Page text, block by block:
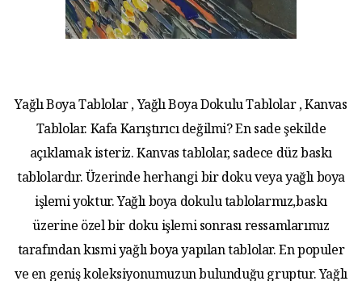
Yağlı Boya Tablolar , Yağlı Boya Dokulu Tablolar , Kanvas
Tablolar. Kafa Karıştırıcı değilmi? En sade şekilde
açıklamak isteriz. Kanvas tablolar, sadece düz baskı
tablolardır. Üzerinde herhangi bir doku veya yağlı boya
işlemi yoktur. Yağlı boya dokulu tablolarmız,baskı
üzerine özel bir doku işlemi sonrası ressamlarımız
tarafından kısmi yağlı boya yapılan tablolar. En populer
ve en geniş koleksiyonumuzun bulunduğu gruptur. Yağlı